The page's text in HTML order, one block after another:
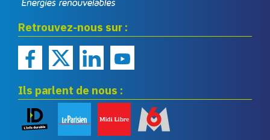
renouvelables
Retrouvez-nous sur :
Ils parlent de nous :